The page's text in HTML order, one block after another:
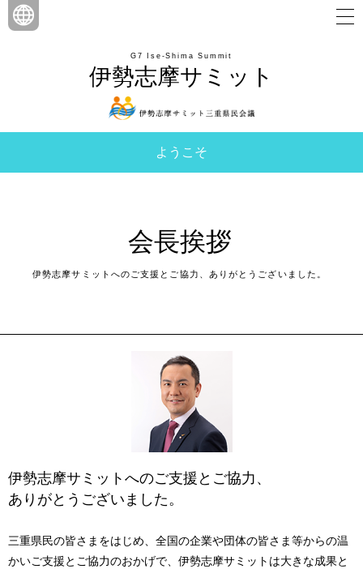
伊勢志摩サミット
G7 Ise-Shima Summit
ようこそ
会長挨拶
伊勢志摩サミットへのご支援とご協力、ありがとうございました。
伊勢志摩サミットへのご支援とご協力、
ありがとうございました。
三重県民の皆さまをはじめ、全国の企業や団体の皆さま等からの温
かいご支援とご協力のおかげで、伊勢志摩サミットは大きな成果と